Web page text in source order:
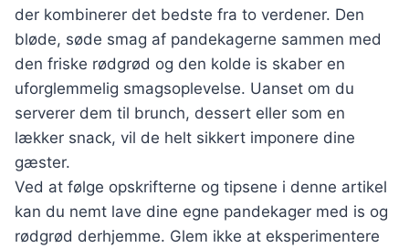
der kombinerer det bedste fra to verdener. Den
bløde, søde smag af pandekagerne sammen med
den friske rødgrød og den kolde is skaber en
uforglemmelig smagsoplevelse. Uanset om du
serverer dem til brunch, dessert eller som en
lækker snack, vil de helt sikkert imponere dine
gæster.
Ved at følge opskrifterne og tipsene i denne artikel
kan du nemt lave dine egne pandekager med is og
rødgrød derhjemme. Glem ikke at eksperimentere